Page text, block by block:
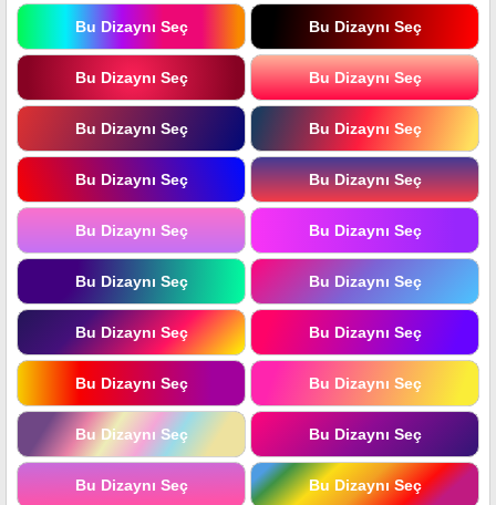
Bu Dizaynı Seç Bu Dizaynı Seç
Bu Dizaynı Seç Bu Dizaynı Seç
Bu Dizaynı Seç Bu Dizaynı Seç
Bu Dizaynı Seç Bu Dizaynı Seç
Bu Dizaynı Seç Bu Dizaynı Seç
Bu Dizaynı Seç Bu Dizaynı Seç
Bu Dizaynı Seç Bu Dizaynı Seç
Bu Dizaynı Seç Bu Dizaynı Seç
Bu Dizaynı Seç Bu Dizaynı Seç
Bu Dizaynı Seç Bu Dizaynı Seç